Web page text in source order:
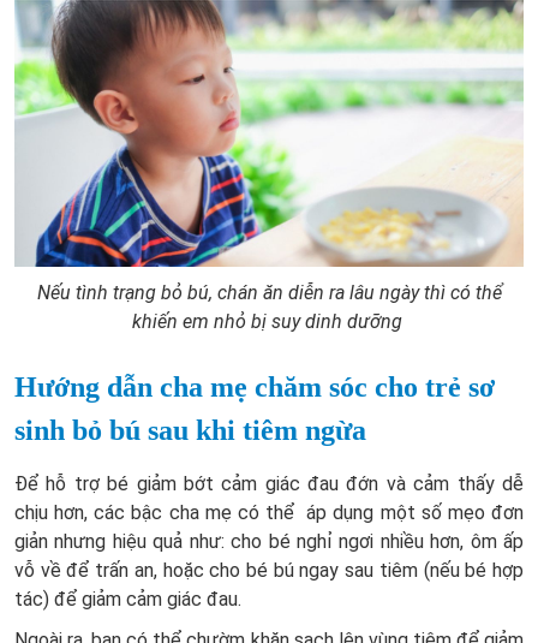
Nếu tình trạng bỏ bú, chán ăn diễn ra lâu ngày thì có thể
khiến em nhỏ bị suy dinh dưỡng
Hướng dẫn cha mẹ chăm sóc cho trẻ sơ
sinh bỏ bú sau khi tiêm ngừa
Để hỗ trợ bé giảm bớt cảm giác đau đớn và cảm thấy dễ
chịu hơn, các bậc cha mẹ có thể áp dụng một số mẹo đơn
giản nhưng hiệu quả như: cho bé nghỉ ngơi nhiều hơn, ôm ấp
vỗ về để trấn an, hoặc cho bé bú ngay sau tiêm (nếu bé hợp
tác) để giảm cảm giác đau.